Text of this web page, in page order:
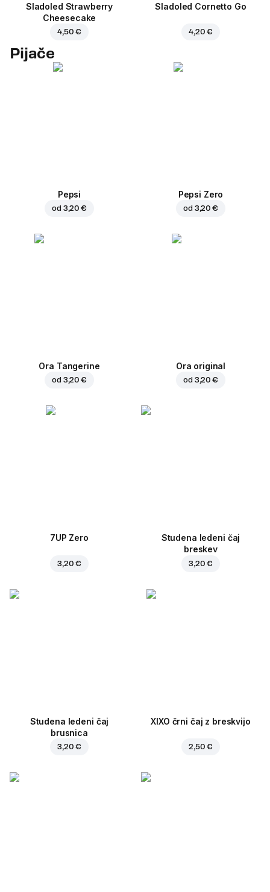
Sladoled Strawberry
Cheesecake
4,50 €
Sladoled Cornetto Go
4,20 €
Pijače
Pepsi
od 3,20 €
Pepsi Zero
od 3,20 €
Ora Tangerine
od 3,20 €
Ora original
od 3,20 €
7UP Zero
3,20 €
Studena ledeni čaj
breskev
3,20 €
Studena ledeni čaj
brusnica
3,20 €
XIXO črni čaj z breskvijo
2,50 €